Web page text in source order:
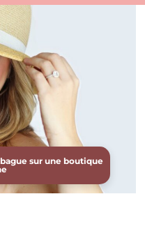
sur une boutique